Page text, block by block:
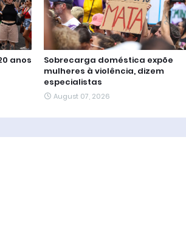
anos
Sobrecarga doméstica expõe
mulheres à violência, dizem
especialistas
August 07, 2026